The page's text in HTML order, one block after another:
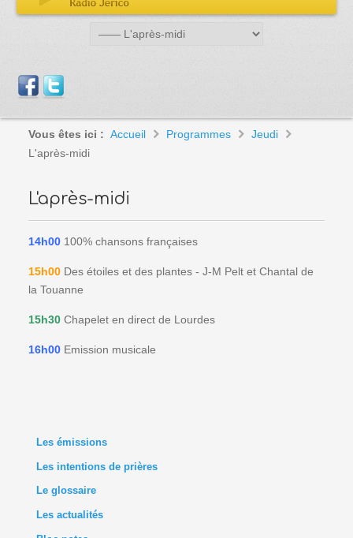
Vous êtes ici : Accueil Programmes
Jeudi
L'après-midi
L'après-midi
14h00 100% chansons françaises
15h00 Des étoiles et des plantes - J-M Pelt et Chantal de
la Touanne
15h30 Chapelet en direct de Lourdes
16h00 Emission musicale
Les émissions
Les intentions de prières
Le glossaire
Les actualités